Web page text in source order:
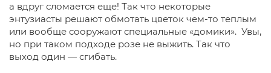
а вдруг сломается еще! Так что некоторые
энтузиасты решают обмотать цветок чем-то теплым
или вообще сооружают специальные «домики». Увы,
но при таком подходе розе не выжить. Так что
выход один — сгибать.